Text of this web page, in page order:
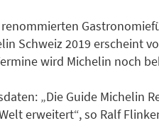
Schweiz 2019 erscheint
wird Michelin noch
„Die Guide Michelin
erweitert“, so Ralf